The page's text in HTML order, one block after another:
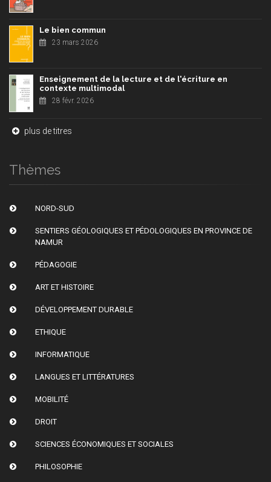
Le bien commun
23 mars 2026
Enseignement de la lecture et de l'écriture en
contexte multimodal
28 févr. 2026
plus de titres
Thèmes
NORD-SUD
SENTIERS GÉOLOGIQUES ET PÉDOLOGIQUES EN PROVINCE DE
NAMUR
PÉDAGOGIE
ART ET HISTOIRE
DÉVELOPPEMENT DURABLE
ETHIQUE
INFORMATIQUE
LANGUES ET LITTÉRATURES
MOBILITÉ
DROIT
SCIENCES ÉCONOMIQUES ET SOCIALES
PHILOSOPHIE